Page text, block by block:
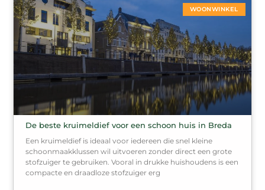
WOONWINKEL
De beste kruimeldief voor een schoon huis in Breda
Een kruimeldief is ideaal voor iedereen die snel kleine
schoonmaakklussen wil uitvoeren zonder direct een grote
stofzuiger te gebruiken. Vooral in drukke huishoudens is een
compacte en draadloze stofzuiger erg